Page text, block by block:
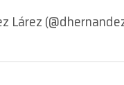
Lárez